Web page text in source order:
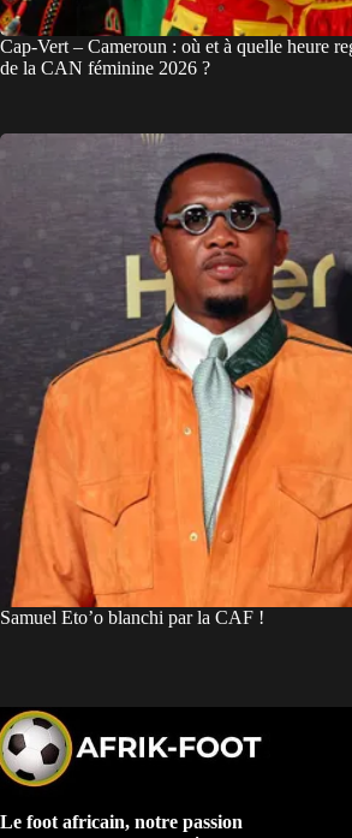
Cap-Vert – Cameroun : où et à quelle heure
de la CAN féminine 2026 ?
Samuel Eto’o blanchi par la CAF !
Le foot africain, notre passion